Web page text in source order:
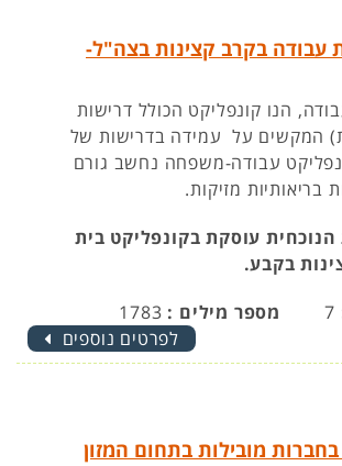
עבודה בקרב קצינות בצה"ל-
הנו קונפליקט הכולל דרישות
המקשים על עמידה בדרישות של
עבודה-משפחה נחשב גורם
מזיקות.
עוסקת בקונפליקט בית
בקבע.
7 מספר מילים : 1783
לפרטים נוספים
מובילות בתחום המזון